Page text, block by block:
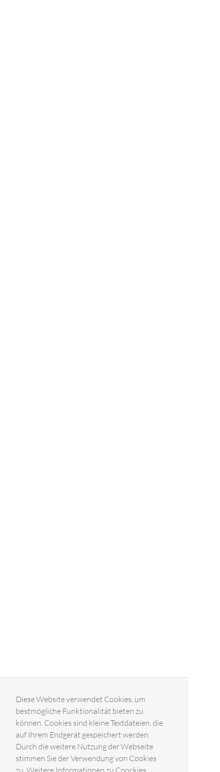
Diese Website verwendet Cookies, um
bestmögliche Funktionalität bieten zu
können. Cookies sind kleine Textdateien, die
auf Ihrem Endgerät gespeichert werden.
Durch die weitere Nutzung der Webseite
stimmen Sie der Verwendung von Cookies
zu. Weitere Informationen zu Coockies